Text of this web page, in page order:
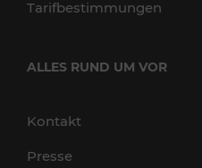
Tarifbestimmungen
ALLES RUND UM VOR
Kontakt
Presse